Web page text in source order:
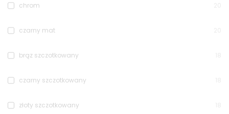
chrom
czarny mat
brąz szczotkowany
czarny szczotkowany
złoty szczotkowany